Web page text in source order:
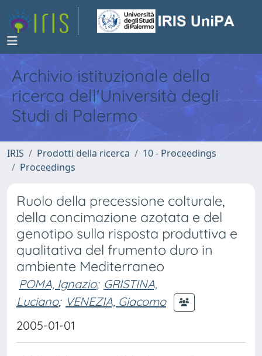
Archivio istituzionale della
ricerca dell'Università degli
Studi di Palermo
IRIS Prodotti della ricerca
10 - Proceedings
Proceedings
Ruolo della precessione colturale,
della concimazione azotata e del
genotipo sulla risposta produttiva e
qualitativa del frumento duro in
ambiente Mediterraneo
POMA, Ignazio; GRISTINA,
Luciano; VENEZIA, Giacomo
2005-01-01